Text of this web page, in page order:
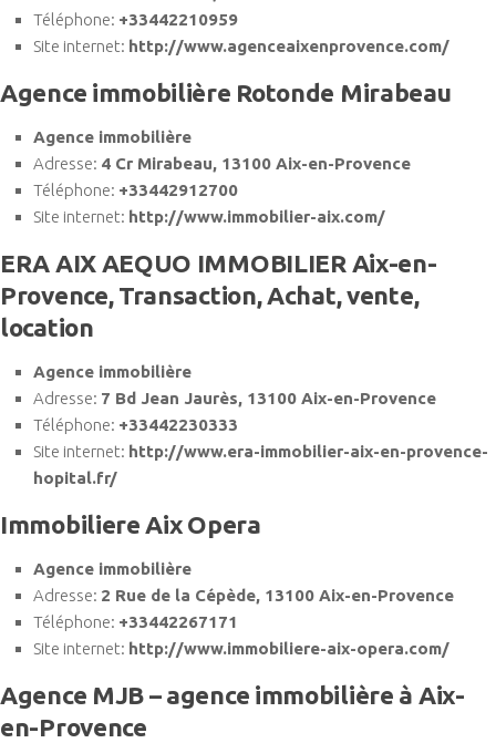
Téléphone: +33442210959
Site internet: http://www.agenceaixenprovence.com/
Agence immobilière Rotonde Mirabeau
Agence immobilière
Adresse: 4 Cr Mirabeau, 13100 Aix-en-Provence
Téléphone: +33442912700
Site internet: http://www.immobilier-aix.com/
ERA AIX AEQUO IMMOBILIER Aix-en-
Provence, Transaction, Achat, vente,
location
Agence immobilière
Adresse: 7 Bd Jean Jaurès, 13100 Aix-en-Provence
Téléphone: +33442230333
Site internet: http://www.era-immobilier-aix-en-provence-
hopital.fr/
Immobiliere Aix Opera
Agence immobilière
Adresse: 2 Rue de la Cépède, 13100 Aix-en-Provence
Téléphone: +33442267171
Site internet: http://www.immobiliere-aix-opera.com/
Agence MJB – agence immobilière à Aix-
en-Provence